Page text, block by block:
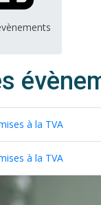
à la TVA
à la TVA